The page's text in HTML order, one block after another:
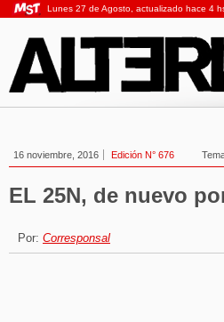
Lunes 27 de Agosto, actualizado hace 4
16 noviembre, 2016 Edición N° 676
EL 25N, de nuevo
Por: Corresponsal